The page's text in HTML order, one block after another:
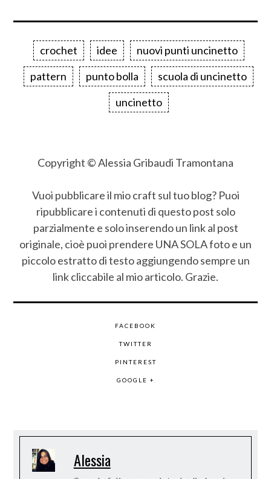
crochet idee
nuovi punti uncinetto
pattern
punto bolla
scuola di uncinetto
uncinetto
Copyright © Alessia Gribaudi Tramontana
Vuoi pubblicare il mio craft sul tuo blog? Puoi
ripubblicare i contenuti di questo post solo
parzialmente e solo inserendo un link al post
originale, cioè puoi prendere UNA SOLA foto e un
piccolo estratto di testo aggiungendo sempre un
link cliccabile al mio articolo. Grazie.
FACEBOOK
TWITTER
PINTEREST
GOOGLE +
Alessia